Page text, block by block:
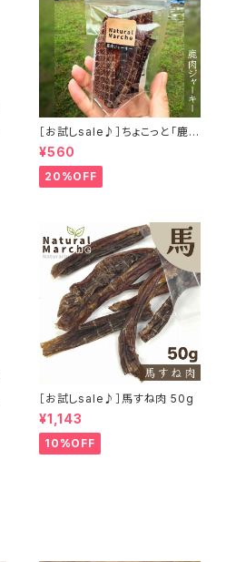
［お試しsale♪］ちょこっと「鹿肉
ジャーキー」ジビエ鹿 おやつ
¥560
20%OFF
［お試しsale♪］馬すね肉 50g
¥1,143
10%OFF